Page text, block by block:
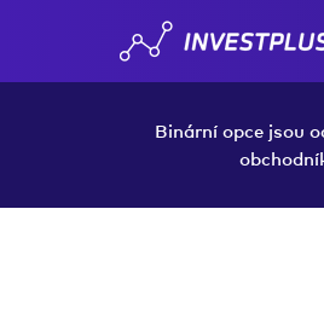
Binární opce jsou